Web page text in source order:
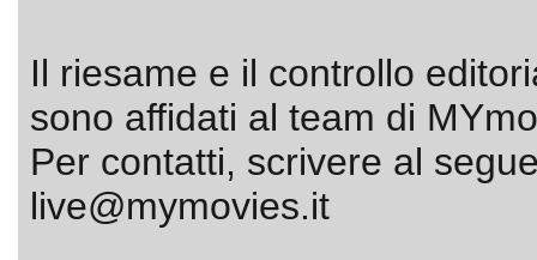
Il riesame e il controllo
sono affidati al team di
Per contatti, scrivere al
live@mymovies.it